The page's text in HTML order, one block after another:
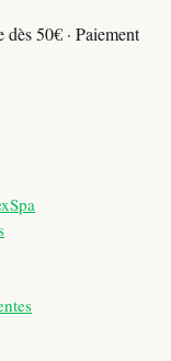
50€ · Paiement
Spa